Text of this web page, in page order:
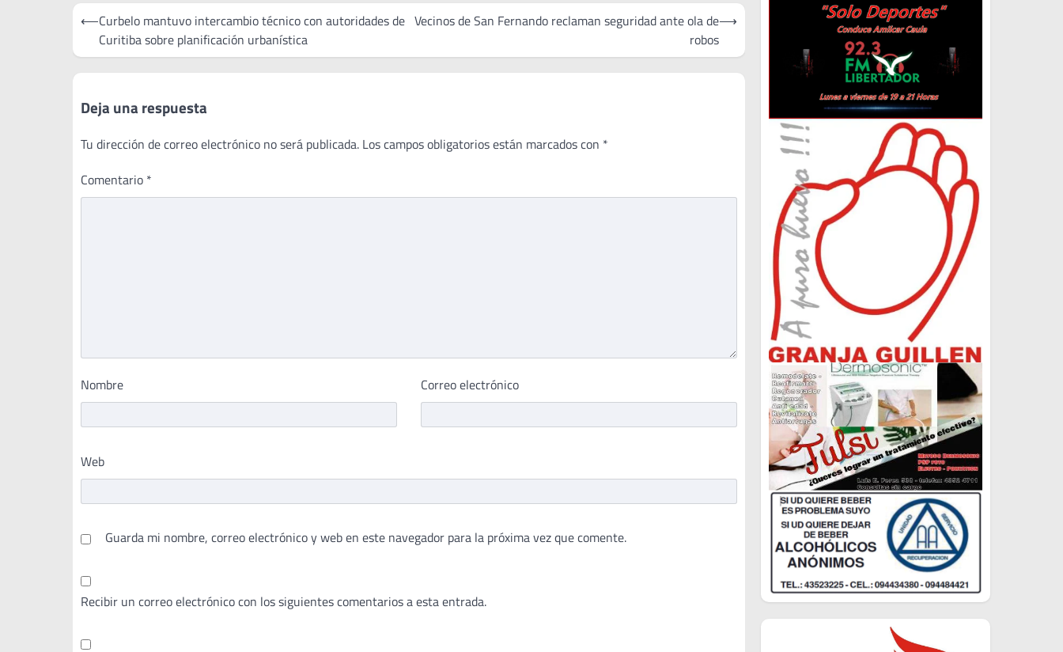
Navegación
entradas
⟵Curbelo mantuvo intercambio técnico con autoridades de
Curitiba sobre planificación urbanística
Vecinos de San Fernando reclaman seguridad ante ola de
robos
⟶
Deja una respuesta
Tu dirección de correo electrónico no será publicada. Los campos obligatorios están marcados con *
Comentario *
Nombre Correo electrónico
Web
Guarda mi nombre, correo electrónico y web en este navegador para la próxima vez que comente.
Recibir un correo electrónico con los siguientes comentarios a esta entrada.